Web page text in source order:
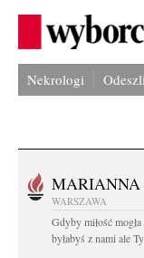
Nekrologi
WARSZAWA
Gdyby miłość
byłabyś z nami ale